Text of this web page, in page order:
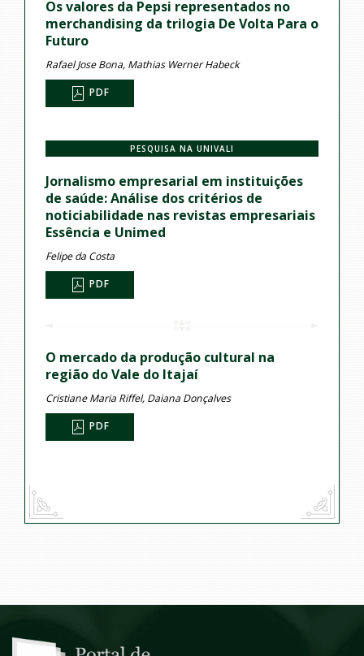
Os valores da Pepsi representados no
merchandising da trilogia De Volta Para o
Futuro
Rafael Jose Bona, Mathias Werner Habeck
PDF
PESQUISA NA UNIVALI
Jornalismo empresarial em instituições
de saúde: Análise dos critérios de
noticiabilidade nas revistas empresariais
Essência e Unimed
Felipe da Costa
PDF
O mercado da produção cultural na
região do Vale do Itajaí
Cristiane Maria Riffel, Daiana Donçalves
PDF